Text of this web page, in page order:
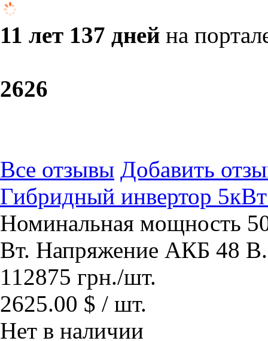
11 лет 137 дней на
2626
Все отзывы Добавить
Гибридный инвертор
Номинальная мощность
Вт. Напряжение АКБ 48 В.
112875 грн./шт.
2625.00 $ / шт.
Нет в наличии